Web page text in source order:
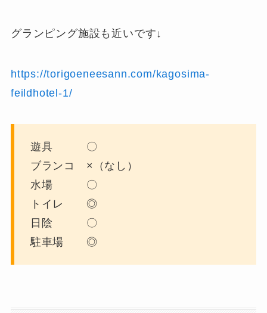
グランピング施設も近いです↓
https://torigoeneesann.com/kagosima-
feildhotel-1/
遊具 〇
ブランコ ×（なし）
水場 〇
トイレ ◎
日陰 〇
駐車場 ◎